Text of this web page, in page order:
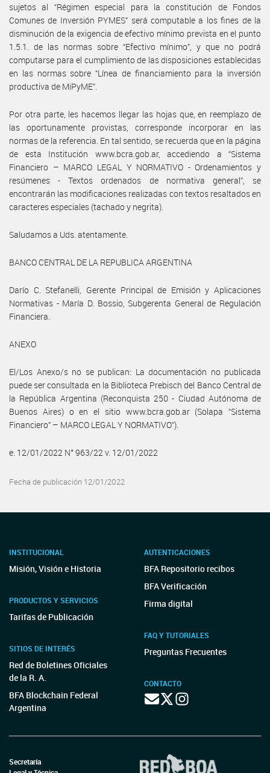
sujetos al “Régimen especial para la constitución de Fondos
Comunes de Inversión PYMES” será computable a los fines de la
disminución de la exigencia de efectivo mínimo prevista en el punto
1.5.1. de las normas sobre “Efectivo mínimo”, y que no podrá
computarse para el cumplimiento de las disposiciones establecidas
en las normas sobre “Línea de financiamiento para la inversión
productiva de MiPyME”.
Por otra parte, les hacemos llegar las hojas que, en reemplazo de
las oportunamente provistas, corresponde incorporar en las
normas de la referencia. En tal sentido, se recuerda que en la página
de esta Institución www.bcra.gob.ar, accediendo a “Sistema
Financiero – MARCO LEGAL Y NORMATIVO - Ordenamientos y
resúmenes - Textos ordenados de normativa general”, se
encontrarán las modificaciones realizadas con textos resaltados en
caracteres especiales (tachado y negrita).
Saludamos a Uds. atentamente.
BANCO CENTRAL DE LA REPUBLICA ARGENTINA
Darío C. Stefanelli, Gerente Principal de Emisión y Aplicaciones
Normativas - María D. Bossio, Subgerenta General de Regulación
Financiera.
ANEXO
El/Los Anexo/s no se publican: La documentación no publicada
puede ser consultada en la Biblioteca Prebisch del Banco Central de
la República Argentina (Reconquista 250 - Ciudad Autónoma de
Buenos Aires) o en el sitio www.bcra.gob.ar (Solapa “Sistema
Financiero” – MARCO LEGAL Y NORMATIVO”).
e. 12/01/2022 N° 963/22 v. 12/01/2022
Fecha de publicación 12/01/2022
INSTITUCIONAL
Misión, Visión e Historia
PRODUCTOS Y SERVICIOS
Tarifas de Publicación
SITIOS DE INTERÉS
Red de Boletines Oficiales
de la R. A.
BFA Blockchain Federal
Argentina
AUTENTICACIONES
BFA Repositorio recibos
BFA Verificación
Firma digital
FAQ Y TUTORIALES
Preguntas Frecuentes
CONTACTO
Secretaría